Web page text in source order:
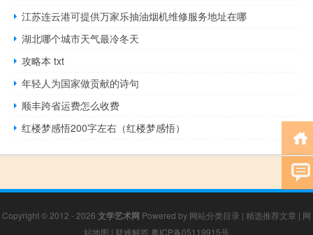
江苏连云港可提供万家乐抽油烟机维修服务地址在哪
湖北哪个城市天气最冷冬天
攻略本 txt
年轻人为国家做贡献的诗句
顺丰跨省运费怎么收费
红楼梦感悟200字左右（红楼梦感悟）
Copyright © 2012 - 2026 文学艺术网 Powered by 网站分类目录 | 精选推荐文章 | 网
站地图 | 疑难解答 粤ICP备05119915号